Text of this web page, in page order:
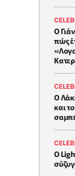
Ο
πώς
Ο
και
Ο